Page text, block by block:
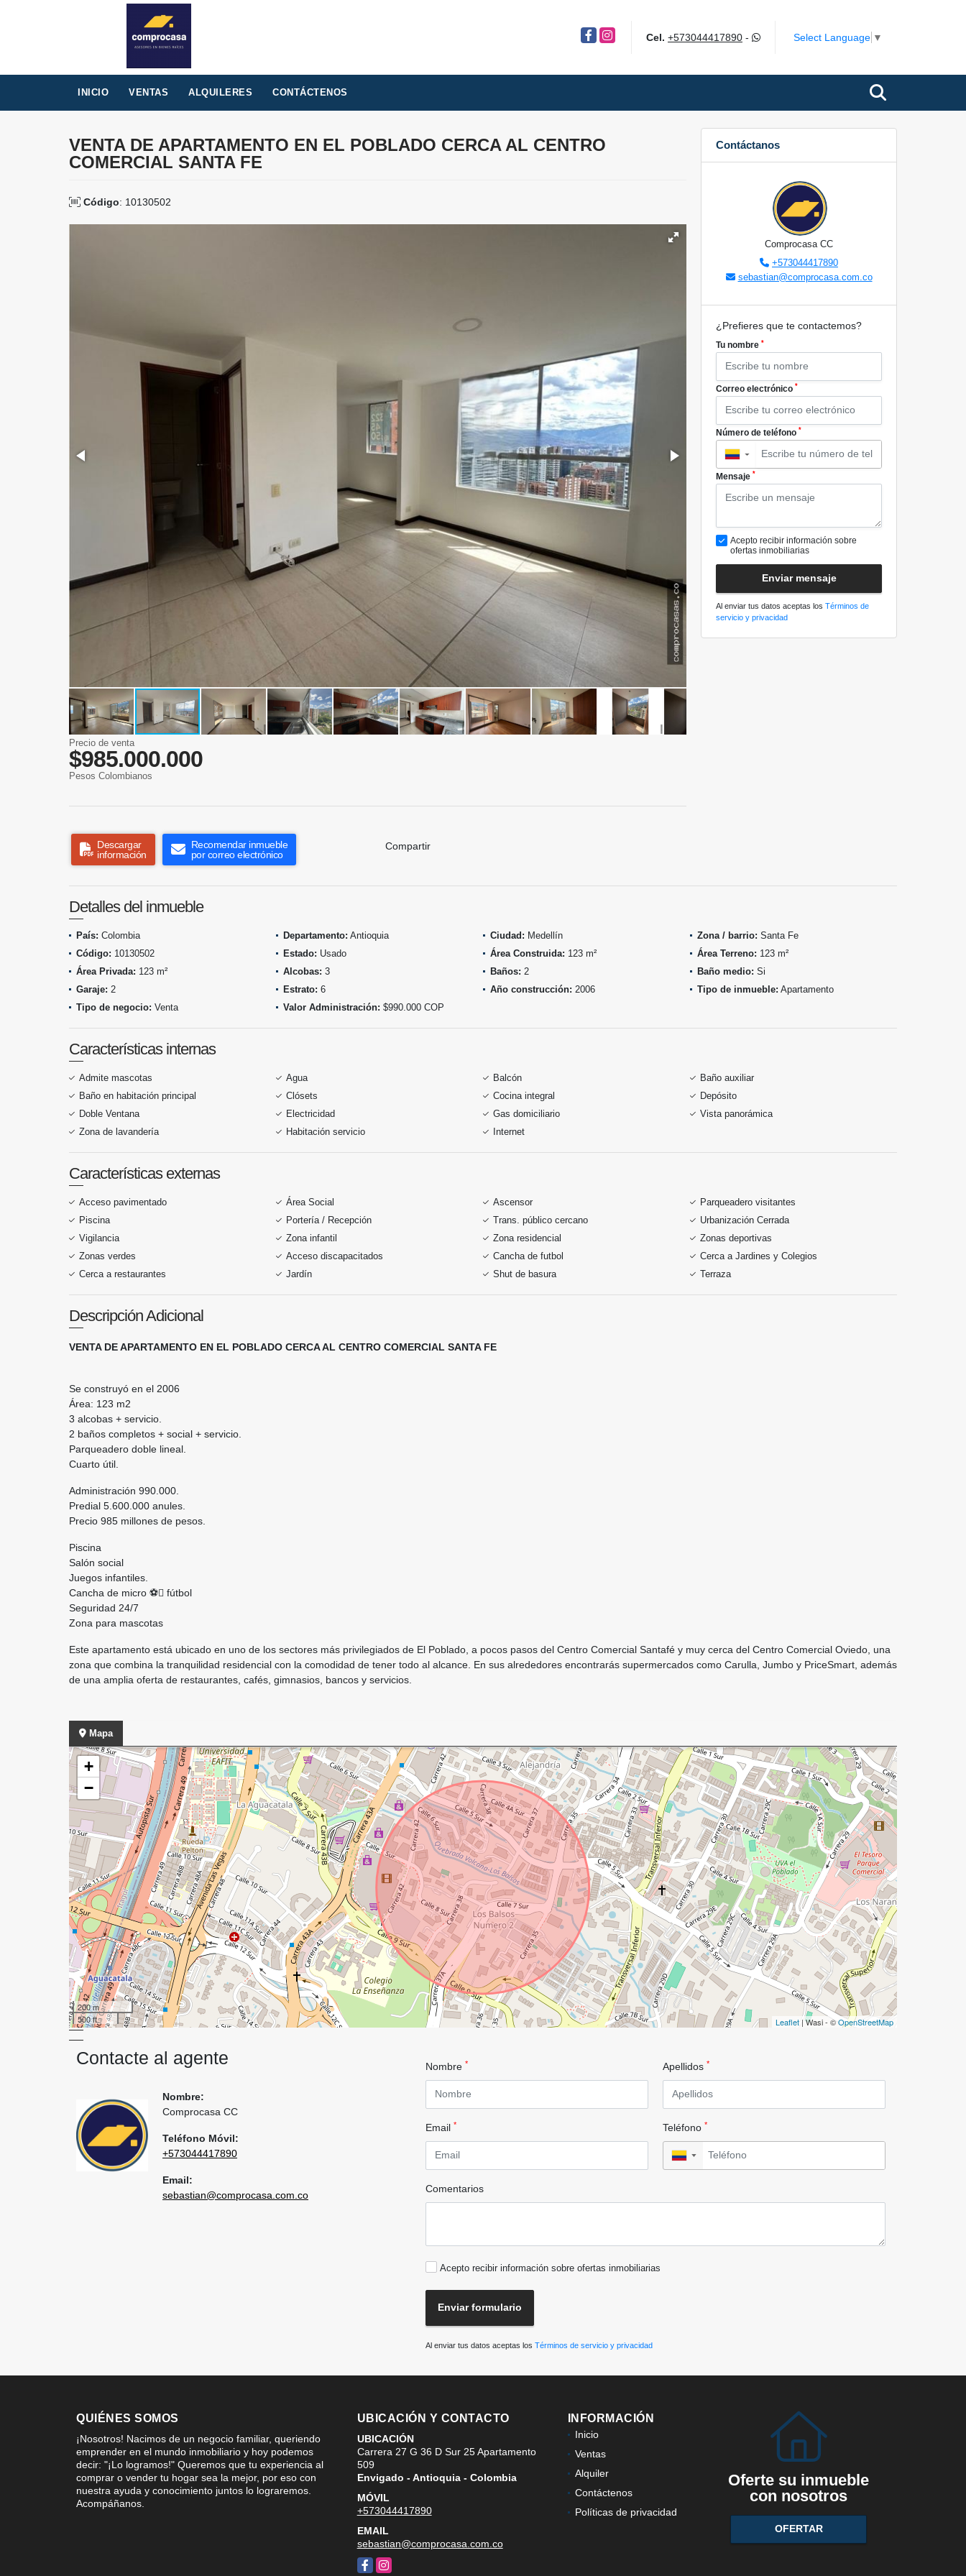
FacebookInstagram Cel. +573044417890- Select Language ▼
INICIO VENTAS ALQUILERES CONTÁCTENOS
VENTA DE APARTAMENTO EN EL POBLADO CERCA AL CENTRO
COMERCIAL SANTA FE
Código: 10130502
Precio de venta
$985.000.000
Pesos Colombianos
Descargar
información
Recomendar inmueble
por correo electrónico
Compartir
Contáctanos
Comprocasa CC
+573044417890
sebastian@comprocasa.com.co
¿Prefieres que te contactemos?
Tu nombre *
Correo electrónico *
Número de teléfono *
▼
Mensaje *
Acepto recibir información sobre
ofertas inmobiliarias
Enviar mensaje
Al enviar tus datos aceptas los Términos de
servicio y privacidad
Detalles del inmueble
País: Colombia Departamento: Antioquia Ciudad: Medellín Zona / barrio: Santa Fe
Código: 10130502 Estado: Usado Área Construida: 123 m² Área Terreno: 123 m²
Área Privada: 123 m² Alcobas: 3 Baños: 2 Baño medio: Si
Garaje: 2 Estrato: 6 Año construcción: 2006 Tipo de inmueble: Apartamento
Tipo de negocio: Venta Valor Administración: $990.000 COP
Características internas
Admite mascotas Agua Balcón
Baño auxiliar
Baño en habitación principal
Clósets Cocina integral
Depósito
Doble Ventana
Electricidad Gas domiciliario
Vista panorámica
Zona de lavandería
Habitación servicio Internet
Características externas
Acceso pavimentado Área Social Ascensor
Parqueadero visitantes
Piscina
Portería / Recepción Trans. público cercano
Urbanización Cerrada
Vigilancia
Zona infantil Zona residencial
Zonas deportivas
Zonas verdes
Acceso discapacitados Cancha de futbol
Cerca a Jardines y Colegios
Cerca a restaurantes
Jardín Shut de basura Terraza
Descripción Adicional
VENTA DE APARTAMENTO EN EL POBLADO CERCA AL CENTRO COMERCIAL SANTA FE
Se construyó en el 2006
Área: 123 m2
3 alcobas + servicio.
2 baños completos + social + servicio.
Parqueadero doble lineal.
Cuarto útil.
Administración 990.000.
Predial 5.600.000 anules.
Precio 985 millones de pesos.
Piscina
Salón social
Juegos infantiles.
Cancha de micro ⚽ fútbol
Seguridad 24/7
Zona para mascotas
Este apartamento está ubicado en uno de los sectores más privilegiados de El Poblado, a pocos pasos del Centro Comercial Santafé y muy cerca del Centro Comercial Oviedo, una
zona que combina la tranquilidad residencial con la comodidad de tener todo al alcance. En sus alrededores encontrarás supermercados como Carulla, Jumbo y PriceSmart, además
de una amplia oferta de restaurantes, cafés, gimnasios, bancos y servicios.
Mapa
+
−
200 m
500 ft
Leaflet | Wasi - ©OpenStreetMap
Contacte al agente
Nombre:
Comprocasa CC
Teléfono Móvil:
+573044417890
Email:
sebastian@comprocasa.com.co
Nombre * Apellidos *
Email * Teléfono *
▼
Comentarios
Acepto recibir información sobre ofertas inmobiliarias
Enviar formulario
Al enviar tus datos aceptas los Términos de servicio y privacidad
QUIÉNES SOMOS
¡Nosotros! Nacimos de un negocio familiar, queriendo
emprender en el mundo inmobiliario y hoy podemos
decir: "¡Lo logramos!" Queremos que tu experiencia al
comprar o vender tu hogar sea la mejor, por eso con
nuestra ayuda y conocimiento juntos lo lograremos.
Acompáñanos.
UBICACIÓN Y CONTACTO
UBICACIÓN
Carrera 27 G 36 D Sur 25 Apartamento
509
Envigado - Antioquia - Colombia
MÓVIL
+573044417890
EMAIL
sebastian@comprocasa.com.co
FacebookInstagram
INFORMACIÓN
Inicio
Ventas
Alquiler
Contáctenos
Políticas de privacidad
Oferte su inmueble
con nosotros
OFERTAR